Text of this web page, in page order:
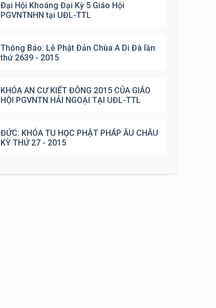
Đại Hội Khoáng Đại Kỳ 5 Giáo Hội
PGVNTNHN tại UĐL-TTL
Thông Báo: Lễ Phật Đản Chùa A Di Đà lần
thứ 2639 - 2015
KHÓA AN CƯ KIẾT ĐÔNG 2015 CỦA GIÁO
HỘI PGVNTN HẢI NGOẠI TẠI UĐL-TTL
ĐỨC: KHÓA TU HỌC PHẬT PHÁP ÂU CHÂU
KỲ THỨ 27 - 2015